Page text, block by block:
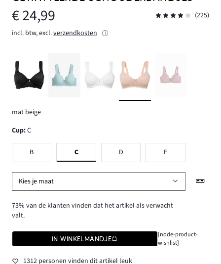
€ 24,99
(225)
incl. btw, excl.verzendkosten
mat beige
Cup:C
B C D E
Kies je maat
73% van de klanten vinden dat het artikel als verwacht
valt.
IN WINKELMANDJE
[node-product-
wishlist]
1312 personen vinden dit artikel leuk